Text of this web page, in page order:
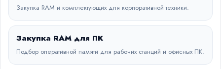
Закупка RAM и комплектующих для корпоративной техники.
Закупка RAM для ПК
Подбор оперативной памяти для рабочих станций и офисных ПК.